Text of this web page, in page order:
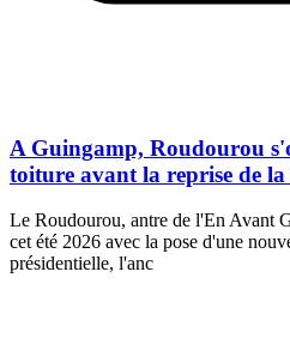
A Guingamp, Roudourou
toiture avant la reprise de
Le Roudourou, antre de l'En Avant
cet été 2026 avec la pose d'une
présidentielle, l'anc